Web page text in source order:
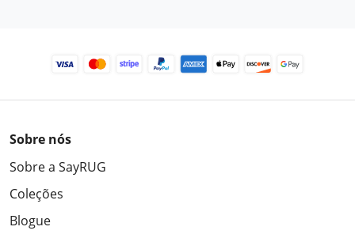
Sobre nós
Sobre a SayRUG
Coleções
Blogue